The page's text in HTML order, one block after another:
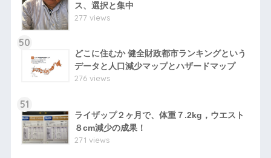
ス、選択と集中
277 views
50
どこに住むか 健全財政都市ランキングという
データと人口減少マップとハザードマップ
276 views
51
ライザップ２ヶ月で、体重７.2kg，ウエスト
８cm減少の成果！
271 views